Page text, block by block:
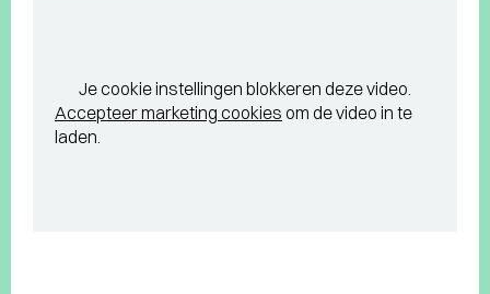
Je cookie instellingen blokkeren deze video.
Accepteer marketing cookies om de video in te
laden.